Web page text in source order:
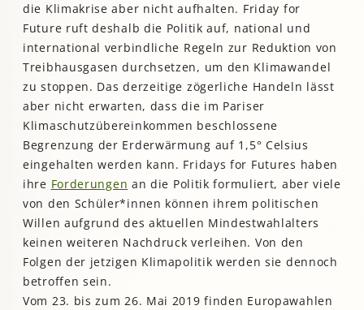
die Klimakrise aber nicht aufhalten. Friday for
Future ruft deshalb die Politik auf, national und
international verbindliche Regeln zur Reduktion von
Treibhausgasen durchsetzen, um den Klimawandel
zu stoppen. Das derzeitige zögerliche Handeln lässt
aber nicht erwarten, dass die im Pariser
Klimaschutzübereinkommen beschlossene
Begrenzung der Erderwärmung auf 1,5° Celsius
eingehalten werden kann. Fridays for Futures haben
ihre Forderungen an die Politik formuliert, aber viele
von den Schüler*innen können ihrem politischen
Willen aufgrund des aktuellen Mindestwahlalters
keinen weiteren Nachdruck verleihen. Von den
Folgen der jetzigen Klimapolitik werden sie dennoch
betroffen sein.
Vom 23. bis zum 26. Mai 2019 finden Europawahlen